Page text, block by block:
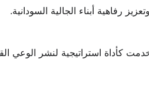
رفاهية أبناء الجالية السودانية.
كأداة استراتيجية لنشر الوعي